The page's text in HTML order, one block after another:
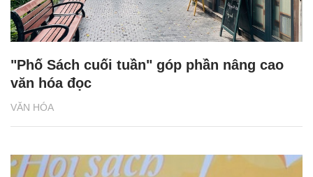
VĂN HÓA
"Phố Sách cuối tuần" góp phần nâng cao
văn hóa đọc